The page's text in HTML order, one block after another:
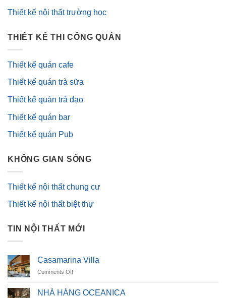
Thiết kế nội thất trường học
THIẾT KẾ THI CÔNG QUÁN
Thiết kế quán cafe
Thiết kế quán trà sữa
Thiết kế quán trà đạo
Thiết kế quán bar
Thiết kế quán Pub
KHÔNG GIAN SỐNG
Thiết kế nội thất chung cư
Thiết kế nội thất biệt thự
TIN NỘI THẤT MỚI
Casamarina Villa
Comments Offon
Villa
NHÀ HÀNG OCEANICA